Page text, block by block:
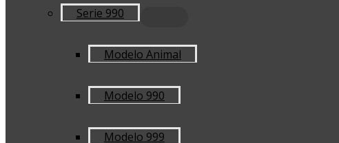
Serie 990
Modelo Animal
Modelo 990
Modelo 999